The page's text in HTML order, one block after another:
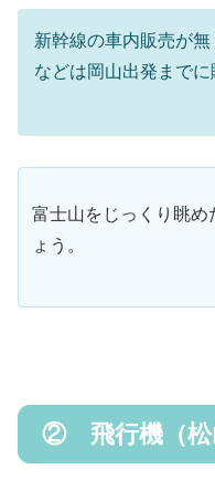
新幹線の車内販売が
などは岡山出発までに
富士山をじっくり眺め
ょう。
② 飛行機（松